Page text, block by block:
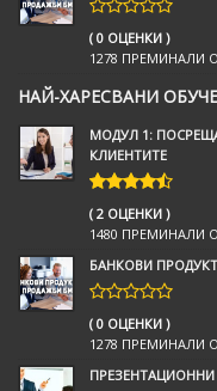
( 0 ОЦЕНКИ )
1278 ПРЕМИНАЛИ
НАЙ-ХАРЕСВАНИ
МОДУЛ 1:
КЛИЕНТИТЕ
( 2 ОЦЕНКИ )
1480 ПРЕМИНАЛИ
БАНКОВИ
( 0 ОЦЕНКИ )
1278 ПРЕМИНАЛИ